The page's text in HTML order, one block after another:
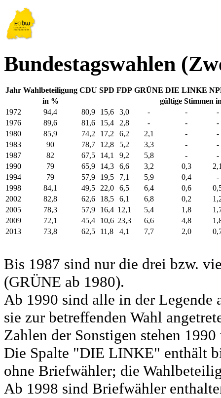
Bundestagswahlen
Jahr Wahlbeteiligung CDU SPD FDP GRÜNE DIE LINKE
in %
gültige Stimmen
1972
94,4 80,9 15,6 3,0 - -
-
1976
89,6 81,6 15,4 2,8 - -
-
1980
85,9 74,2 17,2 6,2 2,1 -
-
1983
90 78,7 12,8 5,2 3,3 -
-
1987
82 67,5 14,1 9,2 5,8 -
-
1990
79 65,9 14,3 6,6 3,2 0,3
1994
79 57,9 19,5 7,1 5,9 0,4
-
1998
84,1 49,5 22,0 6,5 6,4 0,6
2002
82,8 62,6 18,5 6,1 6,8 0,2
2005
78,3 57,9 16,4 12,1 5,4 1,8
2009
72,1 45,4 10,6 23,3 6,6 4,8
2013
73,8 62,5 11,8 4,1 7,7 2,0
Bis 1987 sind nur die drei bzw.
(GRÜNE ab 1980).
Ab 1990 sind alle in der Legende
sie zur betreffenden Wahl
Zahlen der Sonstigen stehen
Die Spalte "DIE LINKE" enthält
ohne Briefwähler; die
Ab 1998 sind Briefwähler